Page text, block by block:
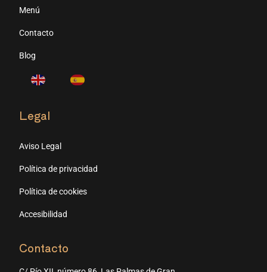
Menú
Contacto
Blog
Legal
Aviso Legal
Política de privacidad
Política de cookies
Accesibilidad
Contacto